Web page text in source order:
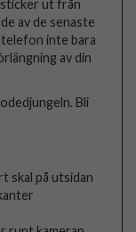
ut från
av de senaste
inte bara
av din
Bli
skal på utsidan